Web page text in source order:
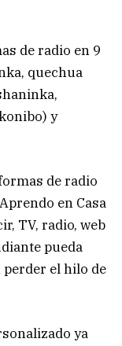
de radio en 9
quechua
y
de radio
en Casa
TV, radio, web
pueda
el hilo de
ya